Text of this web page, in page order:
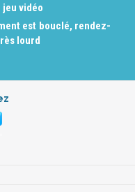
jeu vidéo
est bouclé, rendez-
lourd